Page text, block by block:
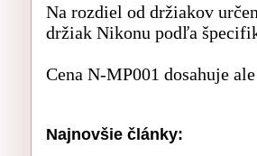
Na rozdiel od držiakov
držiak Nikonu podľa
Cena N-MP001 dosahuje
Najnovšie články: